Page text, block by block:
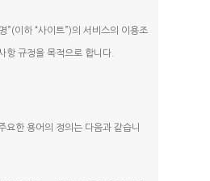
”(이하 “사이트”)의 서비스의 이용조
항 규정을 목적으로 합니다.
요한 용어의 정의는 다음과 같습니